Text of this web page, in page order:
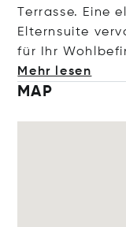
Terrasse. Eine
Elternsuite
für Ihr
Mehr lesen
MAP